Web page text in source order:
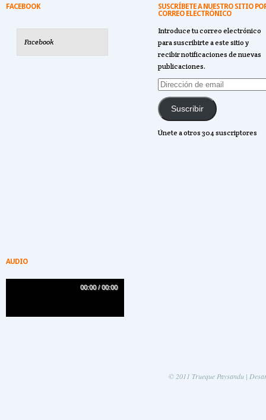
FACEBOOK
Facebook
SUSCRÍBETE A NUESTRO SITIO
CORREO ELECTRÓNICO
Introduce tu correo electrónico
para suscribirte a este sitio y
recibir notificaciones de nuevas
publicaciones.
Dirección
de
emailSuscribir
Únete a otros 304 suscriptores
AUDIO
00:00 / 00:00
© 2011 Trueque Paysandu |